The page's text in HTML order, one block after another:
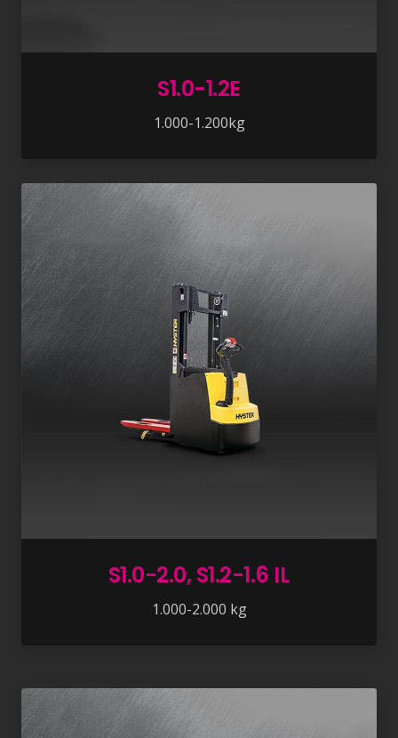
S1.0-1.2E
1.000-1.200kg
S1.0-2.0, S1.2-1.6 IL
1.000-2.000 kg